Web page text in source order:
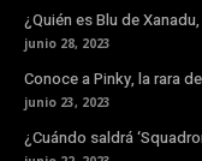
¿Quién es Blu de
junio 28, 2023
Conoce a Pinky, la rara
junio 23, 2023
¿Cuándo saldrá